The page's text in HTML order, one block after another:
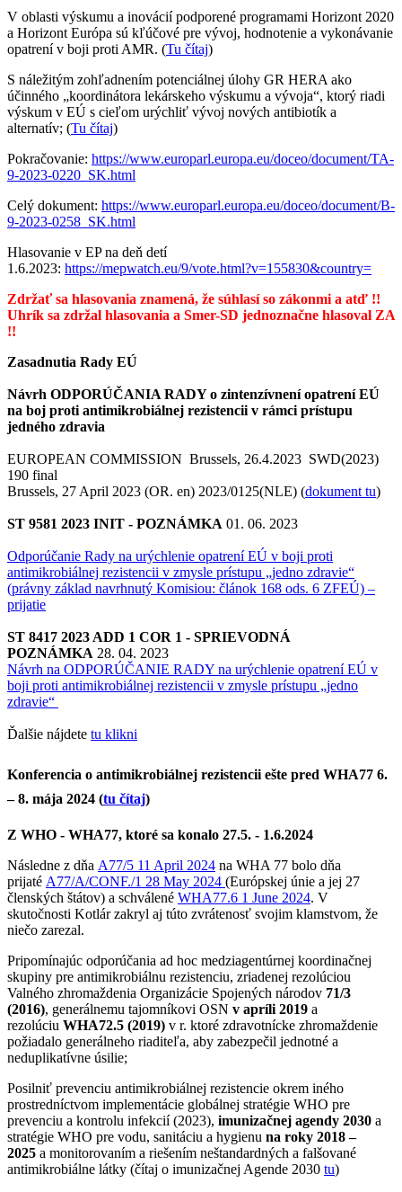
V oblasti výskumu a inovácií podporené programami Horizont 2020
a Horizont Európa sú kľúčové pre vývoj, hodnotenie a vykonávanie
opatrení v boji proti AMR. (Tu čítaj)
S náležitým zohľadnením potenciálnej úlohy GR HERA ako
účinného „koordinátora lekárskeho výskumu a vývoja“, ktorý riadi
výskum v EÚ s cieľom urýchliť vývoj nových antibiotík a
alternatív; (Tu čítaj)
Pokračovanie: https://www.europarl.europa.eu/doceo/document/TA-
9-2023-0220_SK.html
Celý dokument: https://www.europarl.europa.eu/doceo/document/B-
9-2023-0258_SK.html
Hlasovanie v EP na deň detí
1.6.2023: https://mepwatch.eu/9/vote.html?v=155830&country=
Zdržať sa hlasovania znamená, že súhlasí so zákonmi a atď !!
Uhrík sa zdržal hlasovania a Smer-SD jednoznačne hlasoval ZA
!!
Zasadnutia Rady EÚ
Návrh ODPORÚČANIA RADY o zintenzívnení opatrení EÚ
na boj proti antimikrobiálnej rezistencii v rámci prístupu
jedného zdravia
EUROPEAN COMMISSION Brussels, 26.4.2023 SWD(2023)
190 final
Brussels, 27 April 2023 (OR. en) 2023/0125(NLE) (dokument tu)
ST 9581 2023 INIT - POZNÁMKA 01. 06. 2023
Odporúčanie Rady na urýchlenie opatrení EÚ v boji proti
antimikrobiálnej rezistencii v zmysle prístupu „jedno zdravie“
(právny základ navrhnutý Komisiou: článok 168 ods. 6 ZFEÚ) –
prijatie
ST 8417 2023 ADD 1 COR 1 - SPRIEVODNÁ
POZNÁMKA 28. 04. 2023
Návrh na ODPORÚČANIE RADY na urýchlenie opatrení EÚ v
boji proti antimikrobiálnej rezistencii v zmysle prístupu „jedno
zdravie“
Ďalšie nájdete tu klikni
Konferencia o antimikrobiálnej rezistencii ešte pred WHA77 6.
– 8. mája 2024 (tu čítaj)
Z WHO - WHA77, ktoré sa konalo 27.5. - 1.6.2024
Následne z dňa A77/5 11 April 2024 na WHA 77 bolo dňa
prijaté A77/A/CONF./1 28 May 2024 (Európskej únie a jej 27
členských štátov) a schválené WHA77.6 1 June 2024. V
skutočnosti Kotlár zakryl aj túto zvrátenosť svojim klamstvom, že
niečo zarezal.
Pripomínajúc odporúčania ad hoc medziagentúrnej koordinačnej
skupiny pre antimikrobiálnu rezistenciu, zriadenej rezolúciou
Valného zhromaždenia Organizácie Spojených národov 71/3
(2016), generálnemu tajomníkovi OSN v apríli 2019 a
rezolúciu WHA72.5 (2019) v r. ktoré zdravotnícke zhromaždenie
požiadalo generálneho riaditeľa, aby zabezpečil jednotné a
neduplikatívne úsilie;
Posilniť prevenciu antimikrobiálnej rezistencie okrem iného
prostredníctvom implementácie globálnej stratégie WHO pre
prevenciu a kontrolu infekcií (2023), imunizačnej agendy 2030 a
stratégie WHO pre vodu, sanitáciu a hygienu na roky 2018 –
2025 a monitorovaním a riešením neštandardných a falšované
antimikrobiálne látky (čítaj o imunizačnej Agende 2030 tu)